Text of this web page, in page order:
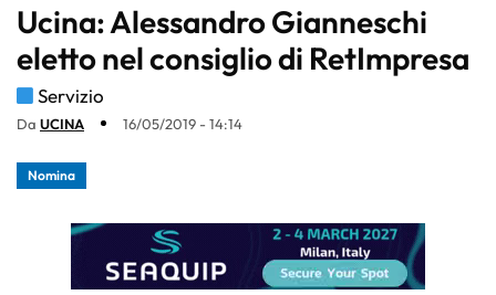
Ucina: Alessandro Gianneschi
eletto nel consiglio di RetImpresa
Servizio
Da UCINA 16/05/2019 - 14:14
Nomina